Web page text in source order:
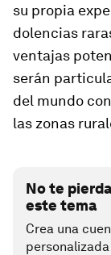
su propia
dolencias
ventajas
serán
del mundo
las zonas
No te
este tema
Crea una